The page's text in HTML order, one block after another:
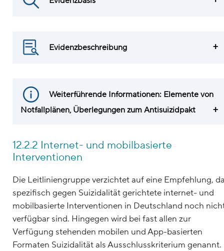
Evidenzbeschreibung
Weiterführende Informationen: Elemente von
Notfallplänen, Überlegungen zum Antisuizidpakt
12.2.2 Internet- und mobilbasierte
Interventionen
Die Leitliniengruppe verzichtet auf eine Empfehlung,
spezifisch gegen Suizidalität gerichtete internet- und
mobilbasierte Interventionen in Deutschland noch
verfügbar sind. Hingegen wird bei fast allen zur
Verfügung stehenden mobilen und App-basierten
Formaten Suizidalität als Ausschlusskriterium genannt.